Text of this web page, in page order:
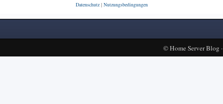
Datenschutz| Nutzungsbedingungen
©Home Server Blog